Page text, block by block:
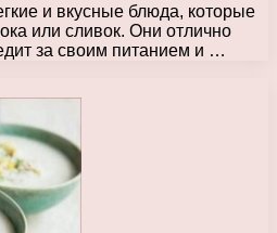
и вкусные блюда, которые
или сливок. Они отлично
за своим питанием и …